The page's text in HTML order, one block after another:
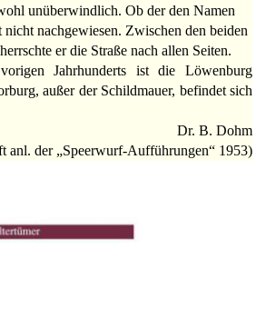
unüberwindlich. Ob der den Namen
nicht nachgewiesen. Zwischen den beiden
er die Straße nach allen Seiten.
Jahrhunderts ist die Löwenburg
außer der Schildmauer, befindet sich
Dr. B. Dohm
anl. der „Speerwurf-Aufführungen“ 1953)